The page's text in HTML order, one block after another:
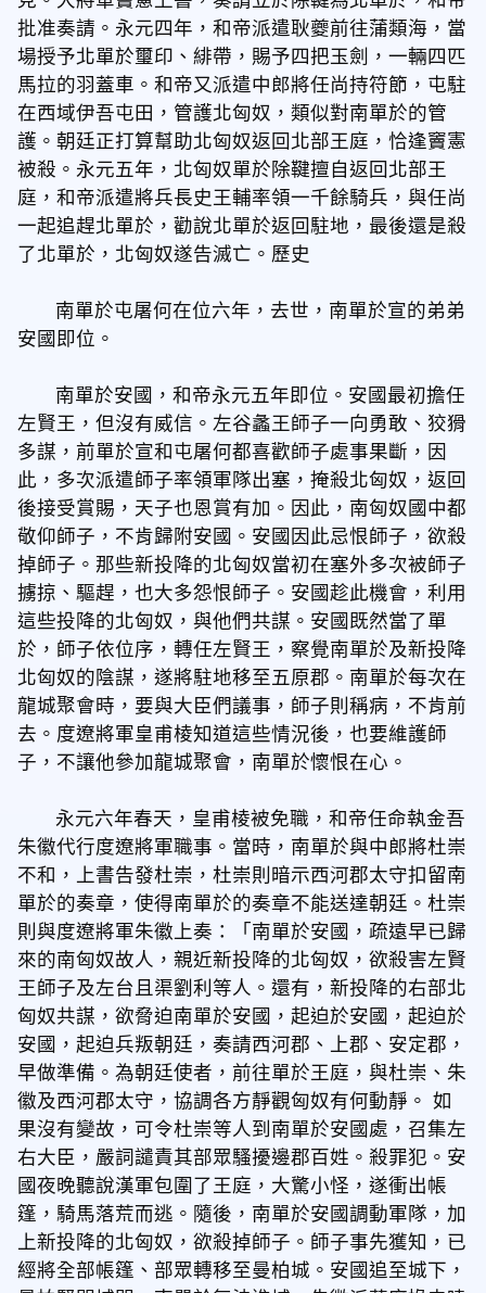
批准奏請。永元四年，和帝派遣耿夔前往蒲類海，當
場授予北單於璽印、緋帶，賜予四把玉劍，一輛四匹
馬拉的羽蓋車。和帝又派遣中郎將任尚持符節，屯駐
在西域伊吾屯田，管護北匈奴，類似對南單於的管
護。朝廷正打算幫助北匈奴返回北部王庭，恰逢竇憲
被殺。永元五年，北匈奴單於除鞬擅自返回北部王
庭，和帝派遣將兵長史王輔率領一千餘騎兵，與任尚
一起追趕北單於，勸說北單於返回駐地，最後還是殺
了北單於，北匈奴遂告滅亡。歷史
南單於屯屠何在位六年，去世，南單於宣的弟弟
安國即位。
南單於安國，和帝永元五年即位。安國最初擔任
左賢王，但沒有威信。左谷蠡王師子一向勇敢、狡猾
多謀，前單於宣和屯屠何都喜歡師子處事果斷，因
此，多次派遣師子率領軍隊出塞，掩殺北匈奴，返回
後接受賞賜，天子也恩賞有加。因此，南匈奴國中都
敬仰師子，不肯歸附安國。安國因此忌恨師子，欲殺
掉師子。那些新投降的北匈奴當初在塞外多次被師子
擄掠、驅趕，也大多怨恨師子。安國趁此機會，利用
這些投降的北匈奴，與他們共謀。安國既然當了單
於，師子依位序，轉任左賢王，察覺南單於及新投降
北匈奴的陰謀，遂將駐地移至五原郡。南單於每次在
龍城聚會時，要與大臣們議事，師子則稱病，不肯前
去。度遼將軍皇甫棱知道這些情況後，也要維護師
子，不讓他參加龍城聚會，南單於懷恨在心。
永元六年春天，皇甫棱被免職，和帝任命執金吾
朱徽代行度遼將軍職事。當時，南單於與中郎將杜崇
不和，上書告發杜崇，杜崇則暗示西河郡太守扣留南
單於的奏章，使得南單於的奏章不能送達朝廷。杜崇
則與度遼將軍朱徽上奏：「南單於安國，疏遠早已歸
來的南匈奴故人，親近新投降的北匈奴，欲殺害左賢
王師子及左台且渠劉利等人。還有，新投降的右部北
匈奴共謀，欲脅迫南單於安國，起迫於安國，起迫於
安國，起迫兵叛朝廷，奏請西河郡、上郡、安定郡，
早做準備。為朝廷使者，前往單於王庭，與杜崇、朱
徽及西河郡太守，協調各方靜觀匈奴有何動靜。 如
果沒有變故，可令杜崇等人到南單於安國處，召集左
右大臣，嚴詞譴責其部眾騷擾邊郡百姓。殺罪犯。安
國夜晚聽說漢軍包圍了王庭，大驚小怪，遂衝出帳
篷，騎馬落荒而逃。隨後，南單於安國調動軍隊，加
上新投降的北匈奴，欲殺掉師子。師子事先獲知，已
經將全部帳篷、部眾轉移至曼柏城。安國追至城下，